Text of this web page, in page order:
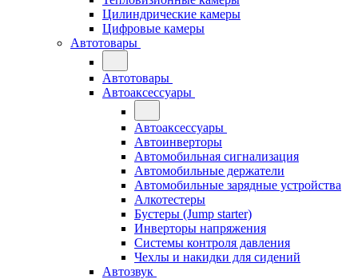
Цилиндрические камеры
Цифровые камеры
Автотовары
Автотовары
Автоаксессуары
Автоаксессуары
Автоинверторы
Автомобильная сигнализация
Автомобильные держатели
Автомобильные зарядные устройства
Алкотестеры
Бустеры (Jump starter)
Инверторы напряжения
Системы контроля давления
Чехлы и накидки для сидений
Автозвук